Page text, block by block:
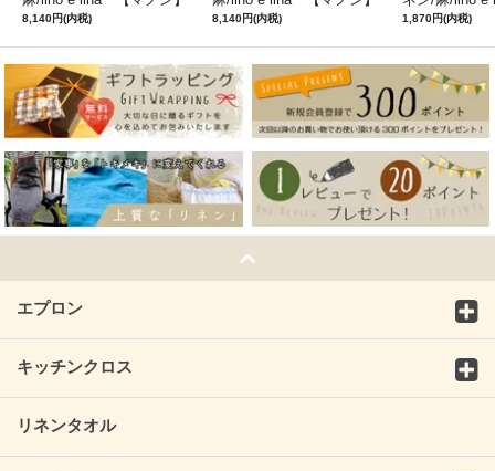
ミモザ
8,140円(内税)
サフランイエロー
8,140円(内税)
ルフィ】パー
1,870円(内税)
エプロン
キッチンクロス
リネンタオル